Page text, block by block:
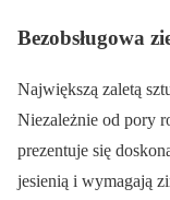
Bezobsługowa
Największą zaletą
Niezależnie od pory
prezentuje się
jesienią i wymagają